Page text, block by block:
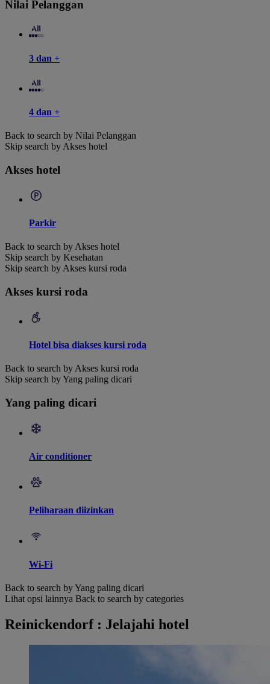
Nilai Pelanggan
3 dan +
4 dan +
Back to search by Nilai Pelanggan
Skip search by Akses hotel
Akses hotel
Parkir
Back to search by Akses hotel
Skip search by Kesehatan
Skip search by Akses kursi roda
Akses kursi roda
Hotel bisa diakses kursi roda
Back to search by Akses kursi roda
Skip search by Yang paling dicari
Yang paling dicari
Air conditioner
Peliharaan diizinkan
Wi-Fi
Back to search by Yang paling dicari
Lihat opsi lainnya Back to search by categories
Reinickendorf : Jelajahi hotel